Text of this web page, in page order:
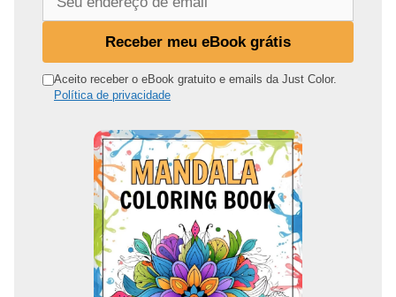
n
Receber meu eBook grátis
Aceito receber o eBook gratuito e emails da Just Color.
Política de privacidade